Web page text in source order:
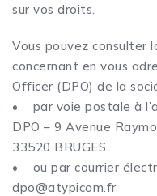
sur vos droits.
Vous pouvez consulter
concernant en vous
Officer (DPO) de la
• par voie postale à
DPO – 9 Avenue
33520 BRUGES.
• ou par courrier
dpo@atypicom.fr